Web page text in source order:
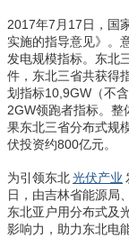
2017年7月17日，国
实施的指导意见》。
发电规模指标。东北
件，东北三省共获得
划指标10,9GW（不
2GW领跑者指标。
果东北三省分布式规
伏投资约800亿元。
为引领东北光伏产业
日，由吉林省能源局
东北亚户用分布式及
影响力，助力东北电